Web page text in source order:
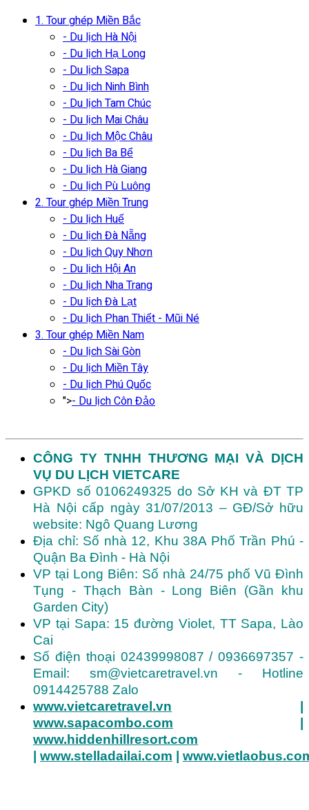
1. Tour ghép Miền Bắc
- Du lịch Hà Nội
- Du lịch Hạ Long
- Du lịch Sapa
- Du lịch Ninh Bình
- Du lịch Tam Chúc
- Du lịch Mai Châu
- Du lịch Mộc Châu
- Du lịch Ba Bể
- Du lịch Hà Giang
- Du lịch Pù Luông
2. Tour ghép Miền Trung
- Du lịch Huế
- Du lịch Đà Nẵng
- Du lịch Quy Nhơn
- Du lịch Hội An
- Du lịch Nha Trang
- Du lịch Đà Lạt
- Du lịch Phan Thiết - Mũi Né
3. Tour ghép Miền Nam
- Du lịch Sài Gòn
- Du lịch Miền Tây
- Du lịch Phú Quốc
">- Du lịch Côn Đảo
CÔNG TY TNHH THƯƠNG MẠI VÀ DỊCH
VỤ DU LỊCH VIETCARE
GPKD số 0106249325 do Sở KH và ĐT TP
Hà Nội cấp ngày 31/07/2013 – GĐ/Sở hữu
website: Ngô Quang Lương
Địa chỉ: Số nhà 12, Khu 38A Phố Trần Phú -
Quận Ba Đình - Hà Nội
VP tại Long Biên: Số nhà 24/75 phố Vũ Đình
Tụng - Thạch Bàn - Long Biên (Gần khu
Garden City)
VP tại Sapa: 15 đường Violet, TT Sapa, Lào
Cai
Số điện thoại 02439998087 / 0936697357 -
Email: sm@vietcaretravel.vn - Hotline
0914425788 Zalo
www.vietcaretravel.vn
www.sapacombo.com
www.hiddenhillresort.com
www.stelladailai.com